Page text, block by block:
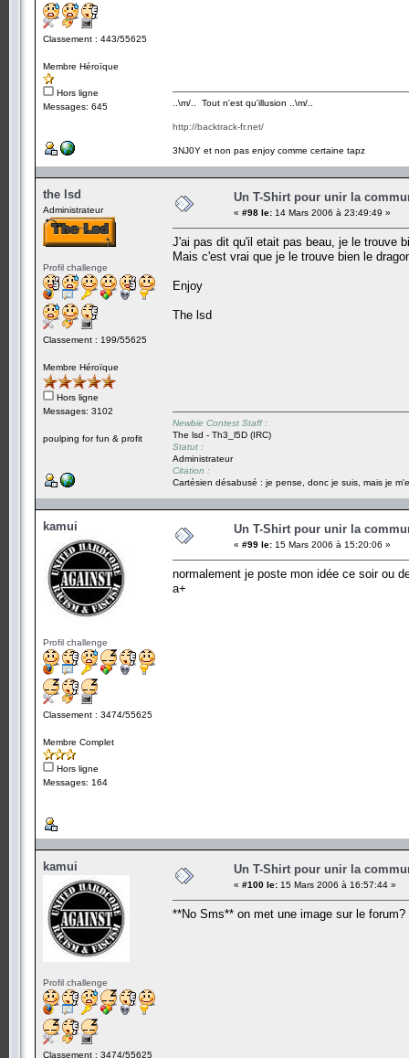
Classement : 443/55625
Membre Héroïque
Hors ligne
Messages: 645
..\m/.. Tout n'est qu'illusion ..\m/..
http://backtrack-fr.net/
3NJ0Y et non pas enjoy comme certaine tapz
the lsd
Administrateur
Profil challenge
Classement : 199/55625
Membre Héroïque
Hors ligne
Messages: 3102
poulping for fun & profit
Un T-Shirt pour unir la
« #98 le: 14 Mars 2006 à 23:49:49 »
J'ai pas dit qu'il etait pas beau, je le trouve
Mais c'est vrai que je le trouve bien le
Enjoy
The lsd
Newbie Contest Staff :
The lsd - Th3_l5D (IRC)
Statut :
Administrateur
Citation :
Cartésien désabusé : je pense, donc je suis, mais je
kamui
Profil challenge
Classement : 3474/55625
Membre Complet
Hors ligne
Messages: 164
Un T-Shirt pour unir la
« #99 le: 15 Mars 2006 à 15:20:06 »
normalement je poste mon idée ce soir ou
a+
kamui
Profil challenge
Classement : 3474/55625
Un T-Shirt pour unir la
« #100 le: 15 Mars 2006 à 16:57:44 »
**No Sms** on met une image sur le forum?